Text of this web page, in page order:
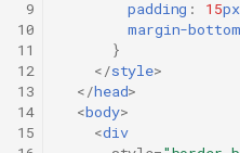
9
10
11
12
13
14
15
padding : 15px
margin-bottom
}
</style>
</head>
<body>
<div